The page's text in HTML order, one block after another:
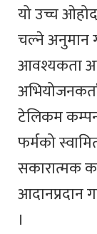
यो उच्च
चल्ने अनुमान
आवश्यकता
टेलिकम
फर्मको
सकारात्मक
आदानप्रदान
।